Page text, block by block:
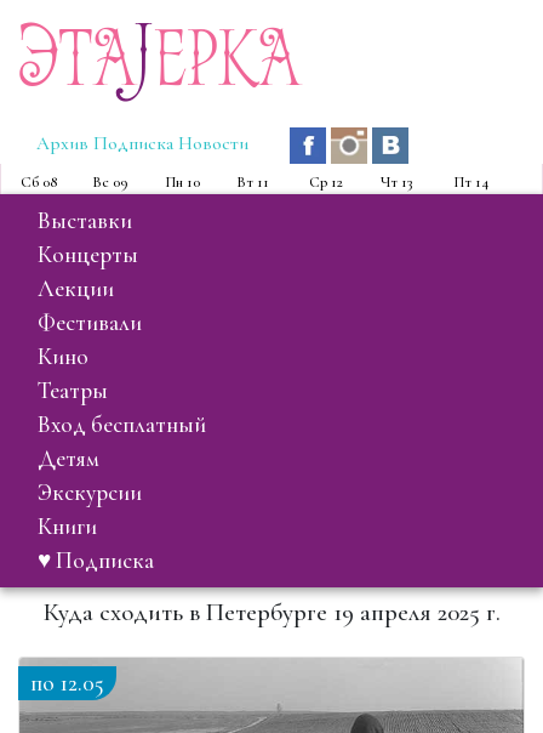
ЭтаJерка
Архив Подписка Новости
Сб 08 Вс 09 Пн 10 Вт 11 Ср 12 Чт 13 Пт 14
выставки
концерты
лекции
фестивали
кино
театры
вход бесплатный
детям
экскурсии
книги
♥ Подписка
Куда сходить в Петербурге 19 апреля 2025 г.
по 12.05